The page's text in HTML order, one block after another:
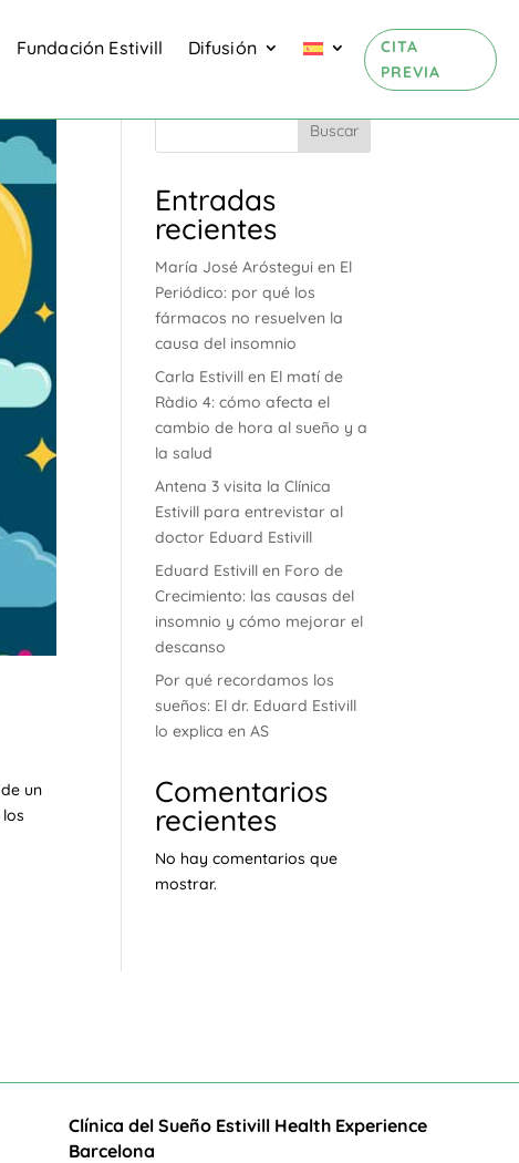
Fundación Estivill Difusión
CITA
PREVIA
un
Buscar
Entradas
recientes
María José Aróstegui en El
Periódico: por qué los
fármacos no resuelven la
causa del insomnio
Carla Estivill en El matí de
Ràdio 4: cómo afecta el
cambio de hora al sueño y a
la salud
Antena 3 visita la Clínica
Estivill para entrevistar al
doctor Eduard Estivill
Eduard Estivill en Foro de
Crecimiento: las causas del
insomnio y cómo mejorar el
descanso
Por qué recordamos los
sueños: El dr. Eduard Estivill
lo explica en AS
Comentarios
recientes
No hay comentarios que
mostrar.
Clínica del Sueño Estivill Health Experience
Barcelona